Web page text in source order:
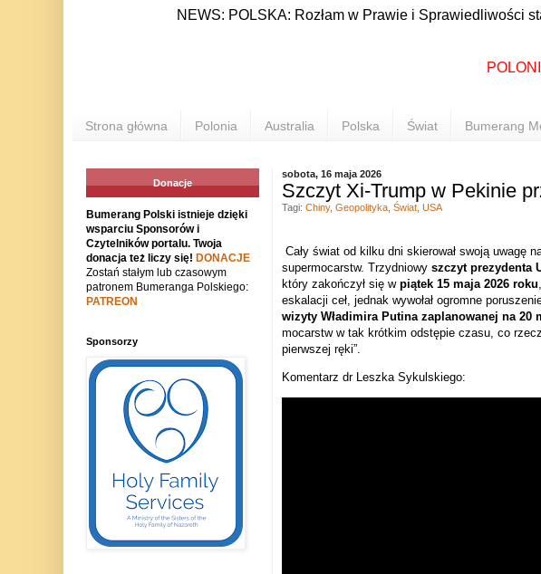
NEWS: POLSKA: Rozłam w Prawie i Sprawiedliwości stał
POLONIA
Strona główna Polonia Australia Polska Świat Bumerang
sobota, 16 maja 2026
Szczyt Xi-Trump w Pekinie
Cały świat od kilku dni skierował swoją uwagę
supermocarstw. Trzydniowy szczyt prezydenta
który zakończył się w piątek 15 maja 2026 roku
eskalacji ceł, jednak wywołał ogromne
wizyty Władimira Putina zaplanowanej na 20
mocarstw w tak krótkim odstępie czasu, co
pierwszej ręki”.
Komentarz dr Leszka Sykulskiego:
Tagi: Chiny, Geopolityka, Świat, USA
Donacje
Bumerang Polski istnieje dzięki
wsparciu Sponsorów i
Czytelników portalu. Twoja
donacja też liczy się! DONACJE
Zostań stałym lub czasowym
patronem Bumeranga Polskiego:
PATREON
Sponsorzy